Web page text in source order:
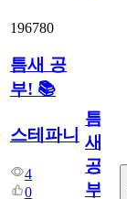
196780
틈새 공
부! 📚
스테파니
4
0
틈
새
공
부!